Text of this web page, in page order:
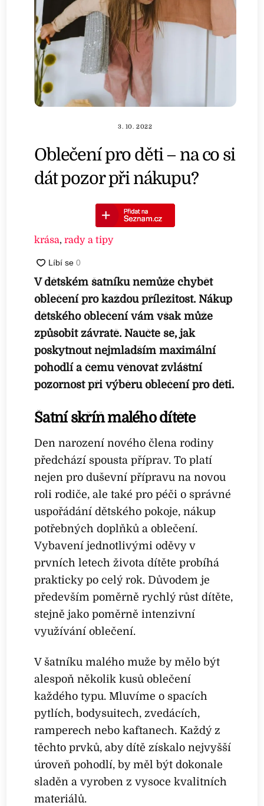
3. 10. 2022
Oblečení pro děti – na co si
dát pozor při nákupu?
krása,rady a tipy
V dětském šatníku nemůže chybět
oblečení pro každou příležitost. Nákup
dětského oblečení vám však může
způsobit závratě. Naučte se, jak
poskytnout nejmladším maximální
pohodlí a čemu věnovat zvláštní
pozornost při výběru oblečení pro děti.
Šatní skříň malého dítěte
Den narození nového člena rodiny
předchází spousta příprav. To platí
nejen pro duševní přípravu na novou
roli rodiče, ale také pro péči o správné
uspořádání dětského pokoje, nákup
potřebných doplňků a oblečení.
Vybavení jednotlivými oděvy v
prvních letech života dítěte probíhá
prakticky po celý rok. Důvodem je
především poměrně rychlý růst dítěte,
stejně jako poměrně intenzivní
využívání oblečení.
V šatníku malého muže by mělo být
alespoň několik kusů oblečení
každého typu. Mluvíme o spacích
pytlích, bodysuitech, zvedácích,
ramperech nebo kaftanech. Každý z
těchto prvků, aby dítě získalo nejvyšší
úroveň pohodlí, by měl být dokonale
sladěn a vyroben z vysoce kvalitních
materiálů.